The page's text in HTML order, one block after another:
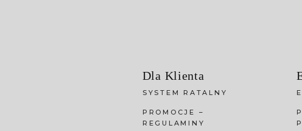
Dla Klienta
SYSTEM RATALNY
PROMOCJE –
REGULAMINY